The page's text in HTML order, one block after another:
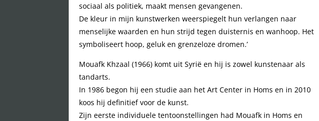
sociaal als politiek, maakt mensen gevangenen.
De kleur in mijn kunstwerken weerspiegelt hun verlangen naar
menselijke waarden en hun strijd tegen duisternis en wanhoop. Het
symboliseert hoop, geluk en grenzeloze dromen.’
Mouafk Khzaal (1966) komt uit Syrië en hij is zowel kunstenaar als
tandarts.
In 1986 begon hij een studie aan het Art Center in Homs en in 2010
koos hij definitief voor de kunst.
Zijn eerste individuele tentoonstellingen had Mouafk in Homs en